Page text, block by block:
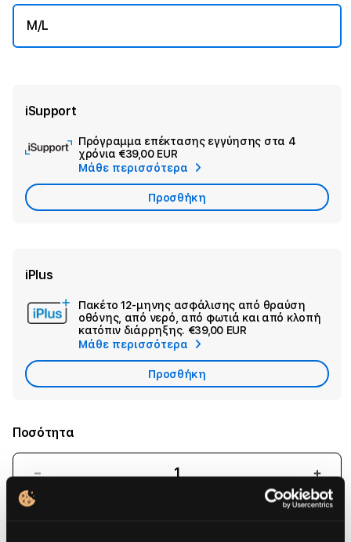
M/L
iSupport
Πρόγραμμα επέκτασης εγγύησης στα 4
χρόνια €39,00 EUR
Μάθε περισσότερα
Προσθήκη
iPlus
Πακέτο 12-μηνης ασφάλισης από θραύση
οθόνης, από νερό, από φωτιά και από κλοπή
κατόπιν διάρρηξης. €39,00 EUR
Μάθε περισσότερα
Προσθήκη
Ποσότητα
Μείωσε
για